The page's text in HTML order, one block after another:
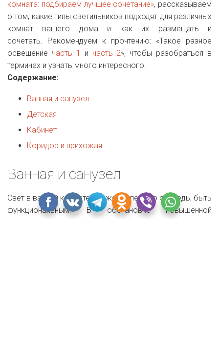
комната: подбираем лучшее сочетание», рассказываем
о том, какие типы светильников подходят для различных
комнат вашего дома и как их размещать и
сочетать. Рекомендуем к прочтению: «Такое разное
освещение часть 1 и часть 2», чтобы разобраться в
терминах и узнать много интересного.
Содержание:
Ванная и санузел
Детская
Кабинет
Коридор и прихожая
Ванная и санузел
Свет в ванной комнате должен, в первую очередь, быть
функциональным. В обстановке повышенной
влажности не все светильники будут служить вам